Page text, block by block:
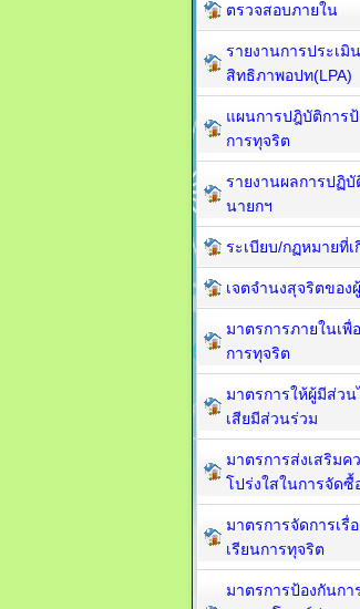
ตรวจสอบภายใน
รายงานการประเมิ
สิทธิภาพอปท(LPA)
แผนการปฎิบัติการ
การทุจริต
รายงานผลการปฏิบั
นายกฯ
ระเบียบ/กฏหมายที่เ
เจตจำนงสุจริตของ
มาตรการภายในเพื่
การทุจริต​
มาตรการให้ผู้มีส่ว
เสียมีส่วนร่วม
มาตรการส่งเสริมค
โปร่งใสในการจัดซื้
มาตรการจัดการเรื่อ
เรียนการทุจริต
มาตรการป้องกันก